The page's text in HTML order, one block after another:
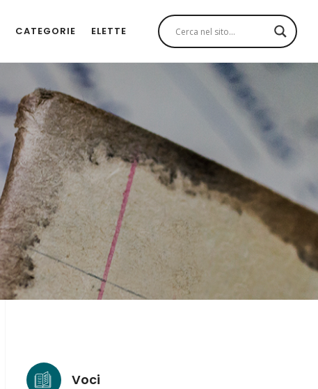
CATEGORIE ELETTE
Voci